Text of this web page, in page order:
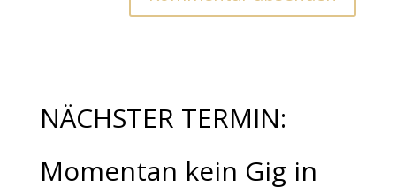
NÄCHSTER TERMIN:
Momentan kein Gig in